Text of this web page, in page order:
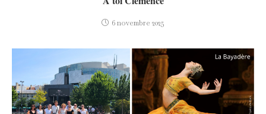
6 novembre 2025